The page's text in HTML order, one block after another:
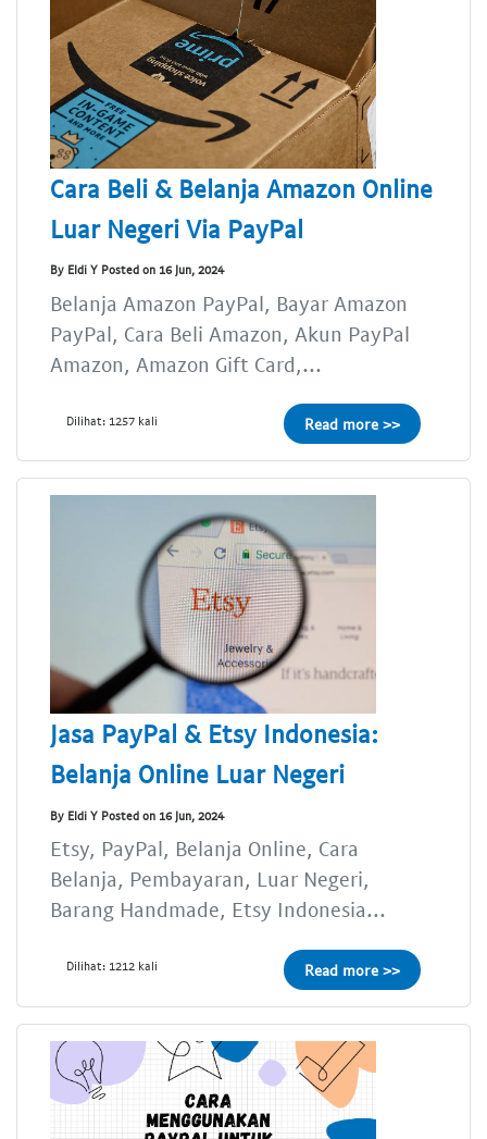
Cara Beli & Belanja Amazon Online
Luar Negeri Via PayPal
By Eldi Y Posted on 16 Jun, 2024
Belanja Amazon PayPal, Bayar Amazon
PayPal, Cara Beli Amazon, Akun PayPal
Amazon, Amazon Gift Card,...
Dilihat: 1257 kali Read more >>
Jasa PayPal & Etsy Indonesia:
Belanja Online Luar Negeri
By Eldi Y Posted on 16 Jun, 2024
Etsy, PayPal, Belanja Online, Cara
Belanja, Pembayaran, Luar Negeri,
Barang Handmade, Etsy Indonesia...
Dilihat: 1212 kali Read more >>